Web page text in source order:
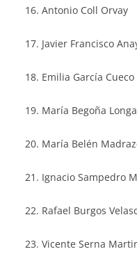
Antonio Coll Orvay
Javier Francisco
Emilia García Cueco
María Begoña
María Belén
Ignacio Sampedro
Rafael Burgos
Vicente Serna